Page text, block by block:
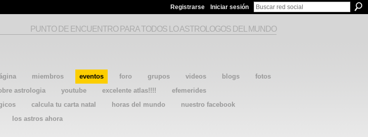
Registrarse Iniciar sesión
miembros eventos foro grupos videos blogs
fotos
astrologia youtube excelente atlas!!!!
efemerides
calcula tu carta natal horas del mundo
nuestro facebook
los astros ahora
PUNTO DE ENCUENTRO PARA TODOS LO ASTROLOGOS DEL MUNDO